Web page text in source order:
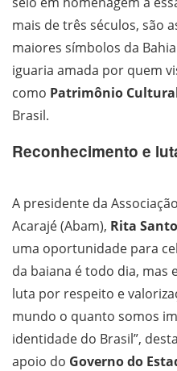
mais de três séculos, são
maiores símbolos da
iguaria amada por quem
como Patrimônio
Brasil.
Reconhecimento e
A presidente da
Acarajé (Abam), Rita
uma oportunidade para
da baiana é todo dia, mas
luta por respeito e
mundo o quanto somos
identidade do Brasil”,
apoio do Governo do